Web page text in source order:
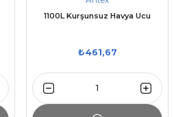
1100L Kurşunsuz Havya Ucu
₺461,67